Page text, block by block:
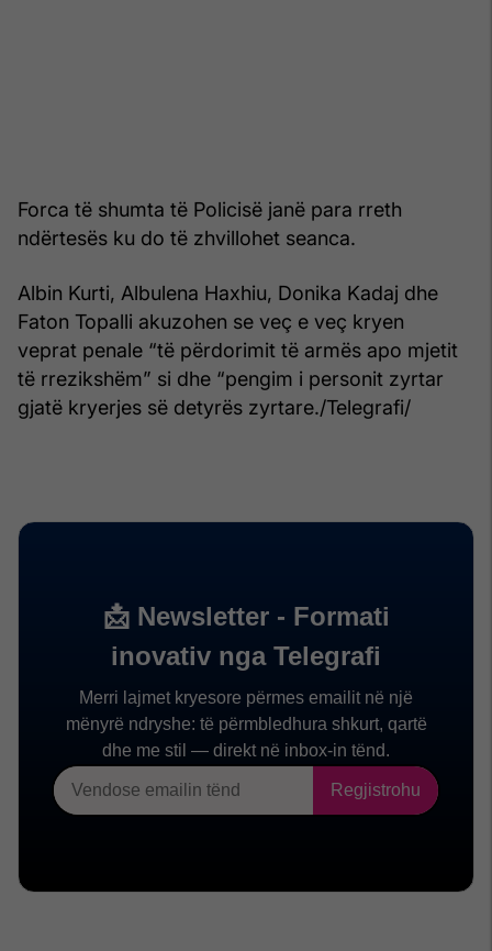
Forca të shumta të Policisë janë para rreth
ndërtesës ku do të zhvillohet seanca.
Albin Kurti, Albulena Haxhiu, Donika Kadaj dhe
Faton Topalli akuzohen se veç e veç kryen
veprat penale “të përdorimit të armës apo mjetit
të rrezikshëm” si dhe “pengim i personit zyrtar
gjatë kryerjes së detyrës zyrtare./Telegrafi/